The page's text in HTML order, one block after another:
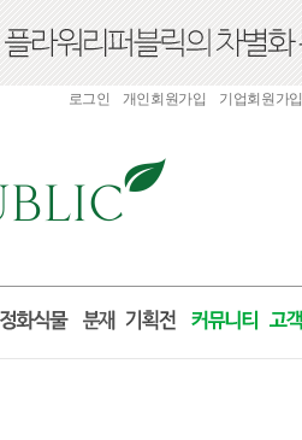
로그인 개인회원가입 기업회원가입